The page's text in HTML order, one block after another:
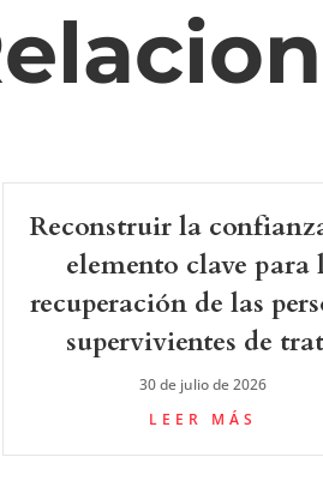
Reconstruir la
elemento clave para
recuperación de las
supervivientes de
30 de julio de 2026
LEER MÁS